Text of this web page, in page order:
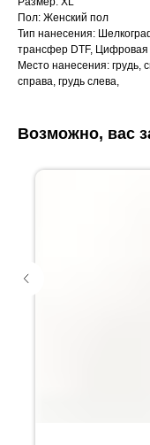
Пол: Женский пол
Тип нанесения:
трансфер DTF, Цифровая
Место нанесения: грудь,
справа, грудь слева,
Возможно, вас